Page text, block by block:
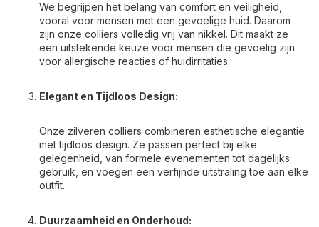
We begrijpen het belang van comfort en veiligheid,
vooral voor mensen met een gevoelige huid. Daarom
zijn onze colliers volledig vrij van nikkel. Dit maakt ze
een uitstekende keuze voor mensen die gevoelig zijn
voor allergische reacties of huidirritaties.
Elegant en Tijdloos Design:
Onze zilveren colliers combineren esthetische elegantie
met tijdloos design. Ze passen perfect bij elke
gelegenheid, van formele evenementen tot dagelijks
gebruik, en voegen een verfijnde uitstraling toe aan elke
outfit.
Duurzaamheid en Onderhoud: